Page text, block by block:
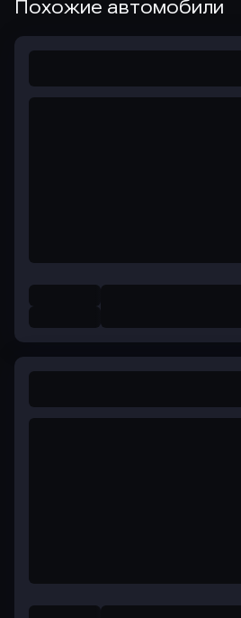
Похожие автомобили